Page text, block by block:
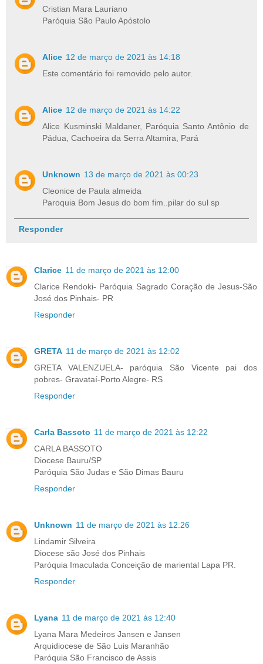
Cristian Mara Lauriano
Paróquia São Paulo Apóstolo
Alice 12 de março de 2021 às 14:18
Este comentário foi removido pelo autor.
Alice 12 de março de 2021 às 14:22
Alice Kusminski Maldaner, Paróquia Santo Antônio de
Pádua, Cachoeira da Serra Altamira, Pará
Unknown 13 de março de 2021 às 00:23
Cleonice de Paula almeida
Paroquia Bom Jesus do bom fim..pilar do sul sp
Responder
Clarice 11 de março de 2021 às 12:00
Clarice Rendoki- Paróquia Sagrado Coração de Jesus-São
José dos Pinhais- PR
Responder
GRETA 11 de março de 2021 às 12:02
GRETA VALENZUELA- paróquia São Vicente pai dos
pobres- Gravataí-Porto Alegre- RS
Responder
Carla Bassoto 11 de março de 2021 às 12:22
CARLA BASSOTO
Diocese Bauru/SP
Paróquia São Judas e São Dimas Bauru
Responder
Unknown 11 de março de 2021 às 12:26
Lindamir Silveira
Diocese são José dos Pinhais
Paróquia Imaculada Conceição de mariental Lapa PR.
Responder
Lyana 11 de março de 2021 às 12:40
Lyana Mara Medeiros Jansen e Jansen
Arquidiocese de São Luis Maranhão
Paróquia São Francisco de Assis